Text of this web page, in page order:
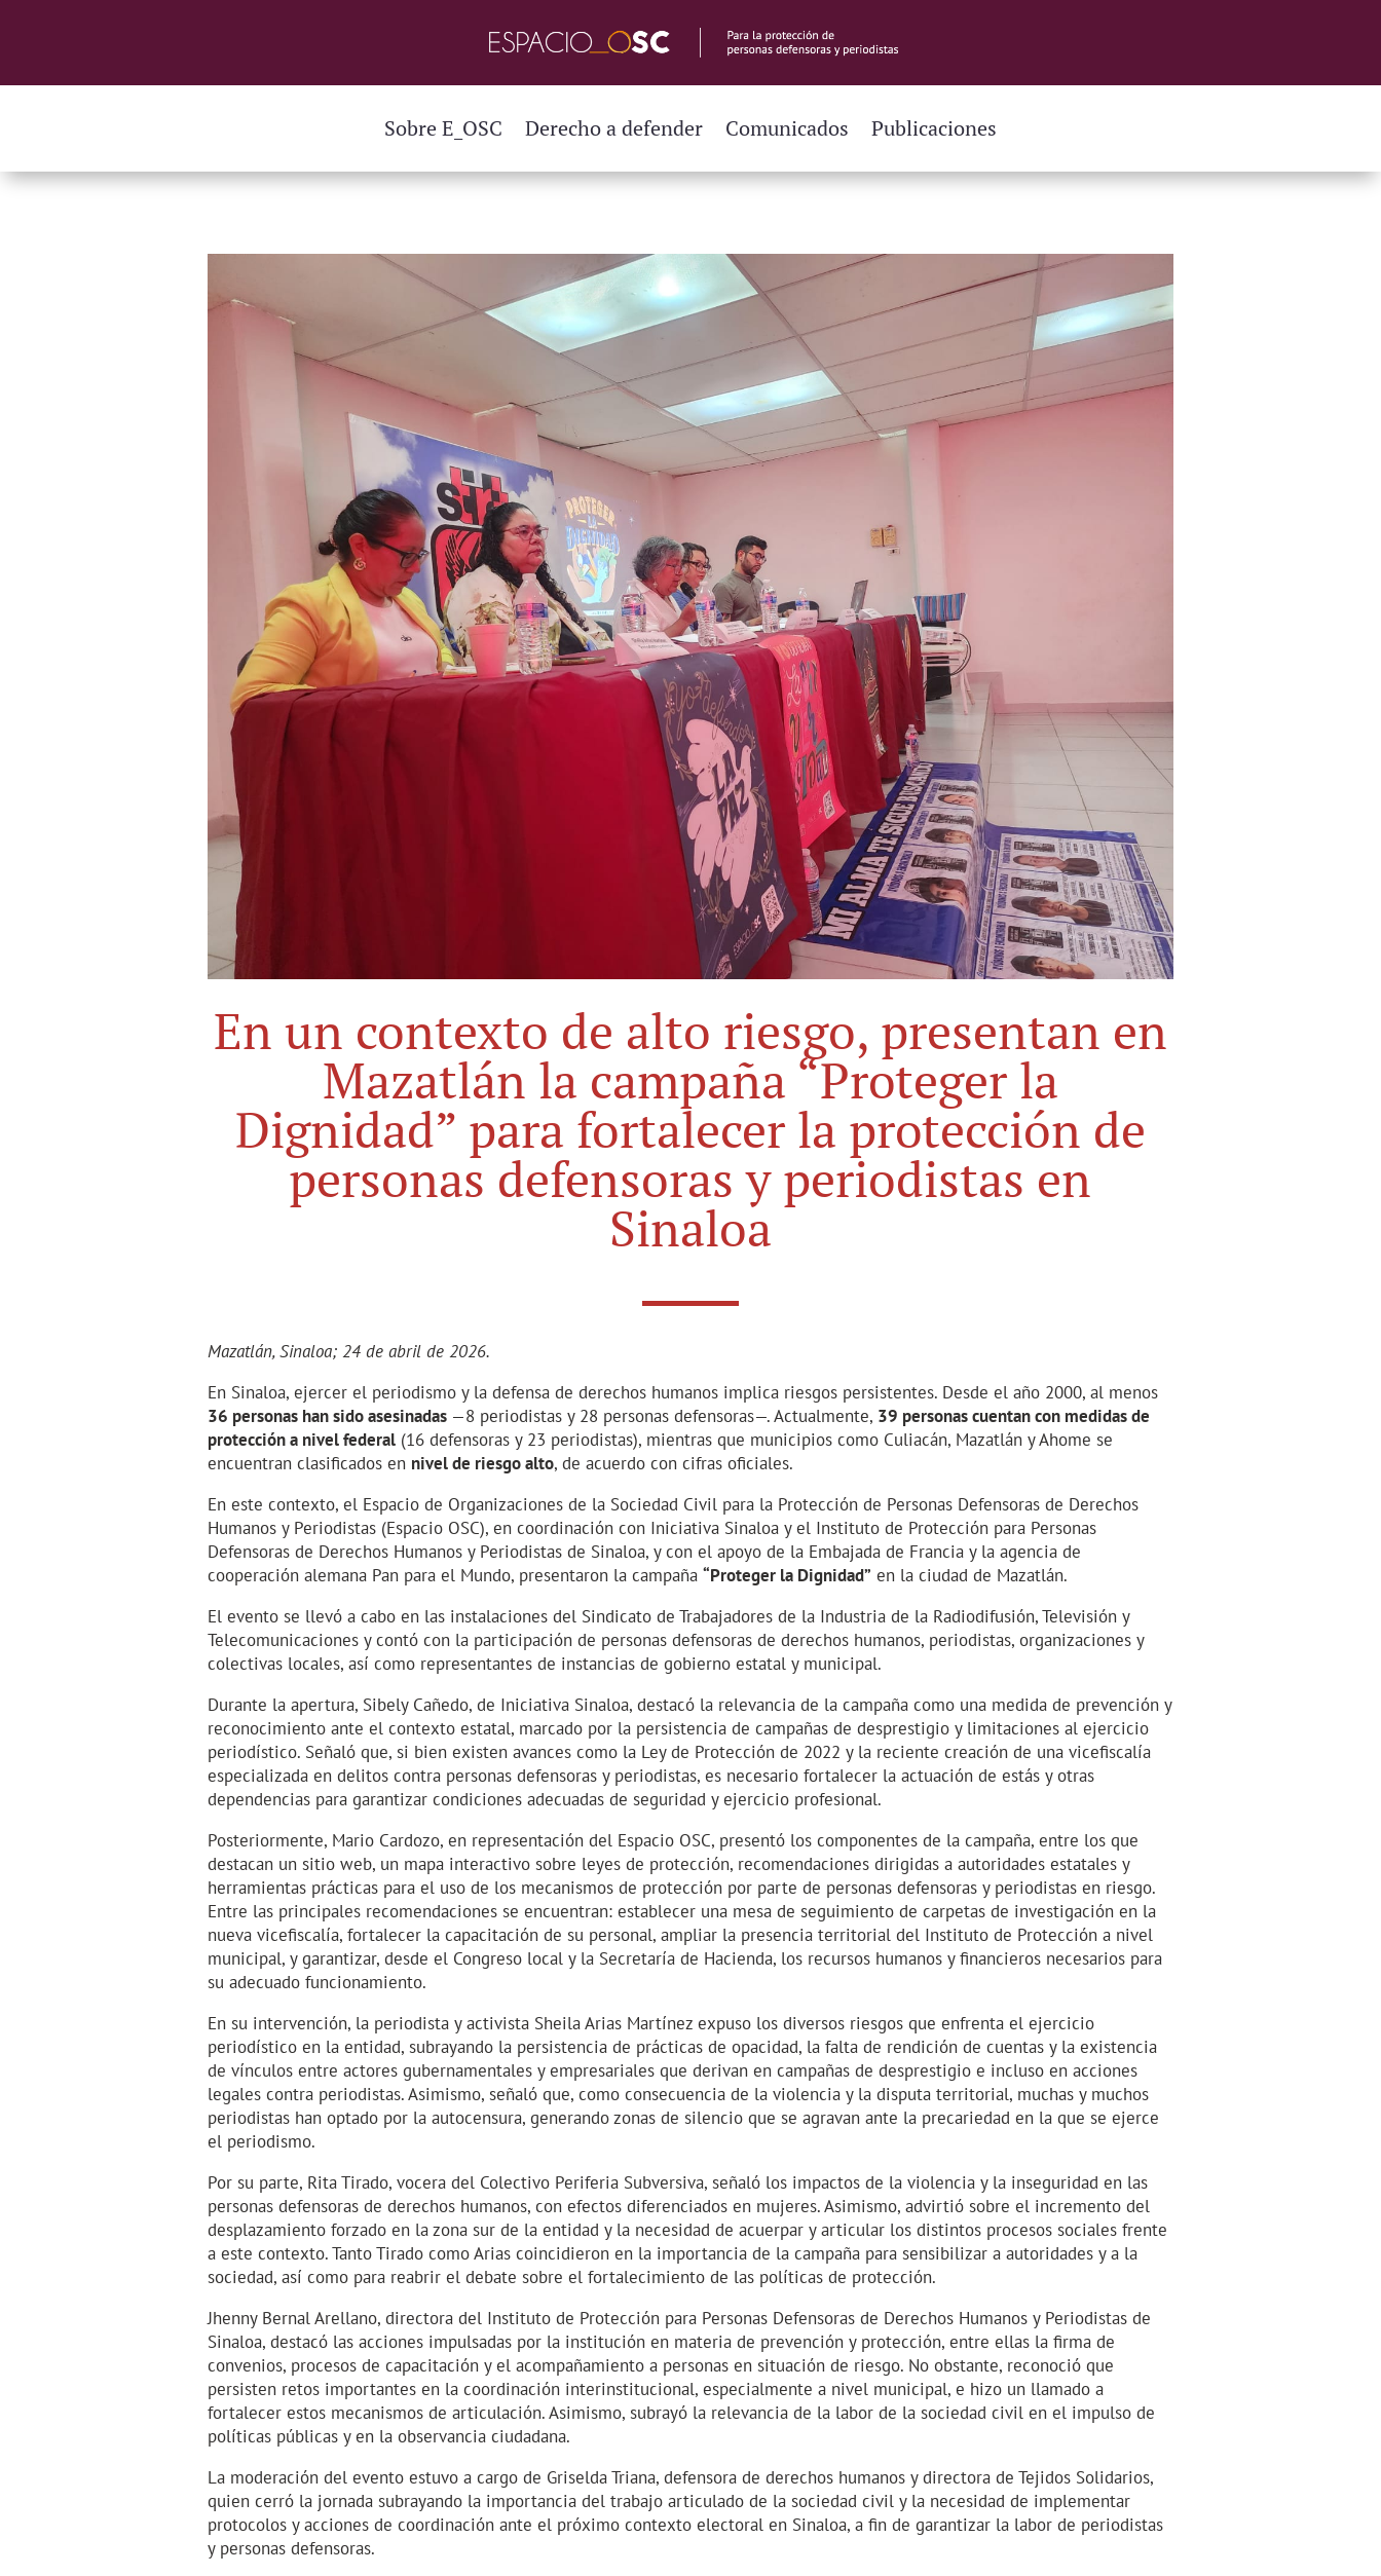
Sobre E_OSC Derecho a defender Comunicados Publicaciones
En un contexto de alto riesgo, presentan en
Mazatlán la campaña “Proteger la
Dignidad” para fortalecer la protección de
personas defensoras y periodistas en
Sinaloa
Mazatlán, Sinaloa; 24 de abril de 2026.
En Sinaloa, ejercer el periodismo y la defensa de derechos humanos implica riesgos persistentes. Desde el año 2000, al menos
36 personas han sido asesinadas—8 periodistas y 28 personas defensoras—. Actualmente, 39 personas cuentan con medidas de
protección a nivel federal(16 defensoras y 23 periodistas), mientras que municipios como Culiacán, Mazatlán y Ahome se
encuentran clasificados en nivel de riesgo alto, de acuerdo con cifras oficiales.
En este contexto, el Espacio de Organizaciones de la Sociedad Civil para la Protección de Personas Defensoras de Derechos
Humanos y Periodistas (Espacio OSC), en coordinación con Iniciativa Sinaloa y el Instituto de Protección para Personas
Defensoras de Derechos Humanos y Periodistas de Sinaloa, y con el apoyo de la Embajada de Francia y la agencia de
cooperación alemana Pan para el Mundo, presentaron la campaña “Proteger la Dignidad” en la ciudad de Mazatlán.
El evento se llevó a cabo en las instalaciones del Sindicato de Trabajadores de la Industria de la Radiodifusión, Televisión y
Telecomunicaciones y contó con la participación de personas defensoras de derechos humanos, periodistas, organizaciones y
colectivas locales, así como representantes de instancias de gobierno estatal y municipal.
Durante la apertura, Sibely Cañedo, de Iniciativa Sinaloa, destacó la relevancia de la campaña como una medida de prevención y
reconocimiento ante el contexto estatal, marcado por la persistencia de campañas de desprestigio y limitaciones al ejercicio
periodístico. Señaló que, si bien existen avances como la Ley de Protección de 2022 y la reciente creación de una vicefiscalía
especializada en delitos contra personas defensoras y periodistas, es necesario fortalecer la actuación de estás y otras
dependencias para garantizar condiciones adecuadas de seguridad y ejercicio profesional.
Posteriormente, Mario Cardozo, en representación del Espacio OSC, presentó los componentes de la campaña, entre los que
destacan un sitio web, un mapa interactivo sobre leyes de protección, recomendaciones dirigidas a autoridades estatales y
herramientas prácticas para el uso de los mecanismos de protección por parte de personas defensoras y periodistas en riesgo.
Entre las principales recomendaciones se encuentran: establecer una mesa de seguimiento de carpetas de investigación en la
nueva vicefiscalía, fortalecer la capacitación de su personal, ampliar la presencia territorial del Instituto de Protección a nivel
municipal, y garantizar, desde el Congreso local y la Secretaría de Hacienda, los recursos humanos y financieros necesarios para
su adecuado funcionamiento.
En su intervención, la periodista y activista Sheila Arias Martínez expuso los diversos riesgos que enfrenta el ejercicio
periodístico en la entidad, subrayando la persistencia de prácticas de opacidad, la falta de rendición de cuentas y la existencia
de vínculos entre actores gubernamentales y empresariales que derivan en campañas de desprestigio e incluso en acciones
legales contra periodistas. Asimismo, señaló que, como consecuencia de la violencia y la disputa territorial, muchas y muchos
periodistas han optado por la autocensura, generando zonas de silencio que se agravan ante la precariedad en la que se ejerce
el periodismo.
Por su parte, Rita Tirado, vocera del Colectivo Periferia Subversiva, señaló los impactos de la violencia y la inseguridad en las
personas defensoras de derechos humanos, con efectos diferenciados en mujeres. Asimismo, advirtió sobre el incremento del
desplazamiento forzado en la zona sur de la entidad y la necesidad de acuerpar y articular los distintos procesos sociales frente
a este contexto. Tanto Tirado como Arias coincidieron en la importancia de la campaña para sensibilizar a autoridades y a la
sociedad, así como para reabrir el debate sobre el fortalecimiento de las políticas de protección.
Jhenny Bernal Arellano, directora del Instituto de Protección para Personas Defensoras de Derechos Humanos y Periodistas de
Sinaloa, destacó las acciones impulsadas por la institución en materia de prevención y protección, entre ellas la firma de
convenios, procesos de capacitación y el acompañamiento a personas en situación de riesgo. No obstante, reconoció que
persisten retos importantes en la coordinación interinstitucional, especialmente a nivel municipal, e hizo un llamado a
fortalecer estos mecanismos de articulación. Asimismo, subrayó la relevancia de la labor de la sociedad civil en el impulso de
políticas públicas y en la observancia ciudadana.
La moderación del evento estuvo a cargo de Griselda Triana, defensora de derechos humanos y directora de Tejidos Solidarios,
quien cerró la jornada subrayando la importancia del trabajo articulado de la sociedad civil y la necesidad de implementar
protocolos y acciones de coordinación ante el próximo contexto electoral en Sinaloa, a fin de garantizar la labor de periodistas
y personas defensoras.